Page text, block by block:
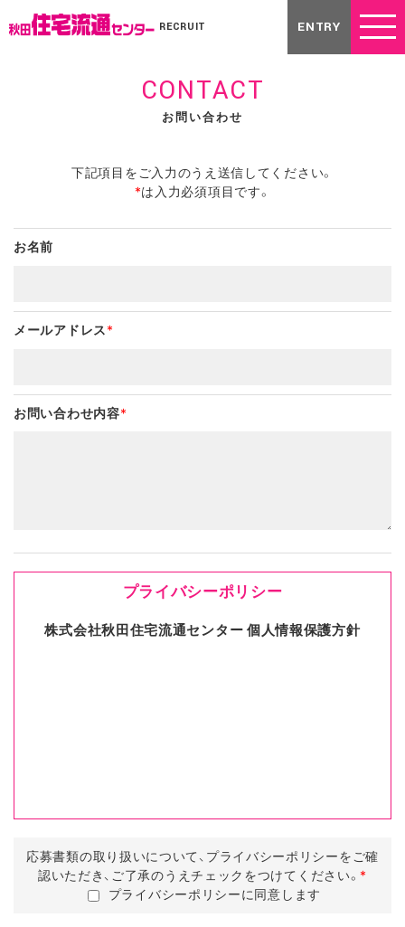
RECRUIT ENTRY
CONTACT
お問い合わせ
下記項目をご入力のうえ送信してください。
*は入力必須項目です。
お名前
メールアドレス*
お問い合わせ内容*
プライバシーポリシー
株式会社秋田住宅流通センター 個人情報保護方針
応募書類の取り扱いについて、プライバシーポリシーをご確
認いただき、ご了承のうえチェックをつけてください。 *
プライバシーポリシーに同意します